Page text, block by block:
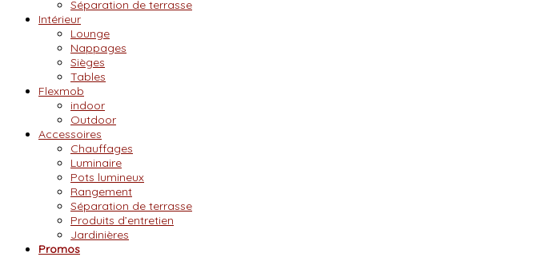
Séparation de terrasse
Intérieur
Lounge
Nappages
Sièges
Tables
Flexmob
indoor
Outdoor
Accessoires
Chauffages
Luminaire
Pots lumineux
Rangement
Séparation de terrasse
Produits d’entretien
Jardinières
Promos